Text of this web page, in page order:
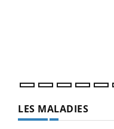
LES MALADIES